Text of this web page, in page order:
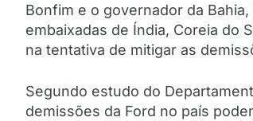
Bonfim e o governador da
embaixadas de Índia, Coreia do
na tentativa de mitigar as
Segundo estudo do
demissões da Ford no país